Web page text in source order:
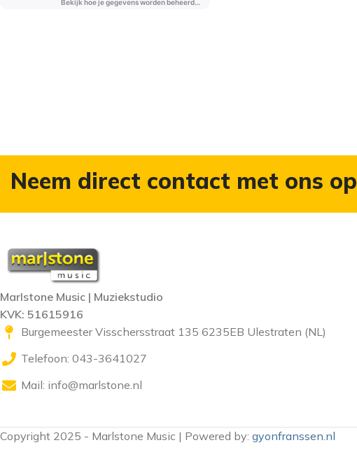
Neem direct contact met ons op
Marlstone Music | Muziekstudio
KVK: 51615916
Burgemeester Visschersstraat 135 6235EB Ulestraten (NL)
Telefoon: 043-3641027
Mail: info@marlstone.nl
Copyright 2025 - Marlstone Music | Powered by: gyonfranssen.nl